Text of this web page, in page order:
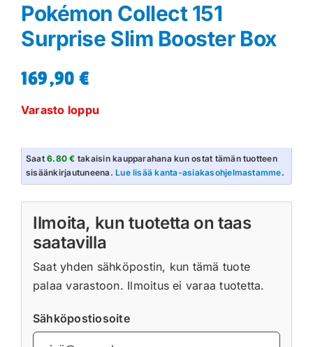
Pokémon Collect 151
Surprise Slim Booster Box
169,90 €
Varasto loppu
Saat6.80 € takaisin kaupparahana kun ostat tämän tuotteen
sisäänkirjautuneena.Lue lisää kanta-asiakasohjelmastamme.
Ilmoita, kun tuotetta on taas
saatavilla
Saat yhden sähköpostin, kun tämä tuote
palaa varastoon. Ilmoitus ei varaa tuotetta.
Sähköpostiosoite